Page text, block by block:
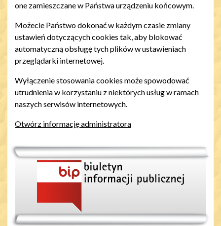
one zamieszczane w Państwa urządzeniu końcowym.
Możecie Państwo dokonać w każdym czasie zmiany
ustawień dotyczących cookies tak, aby blokować
automatyczną obsługę tych plików w ustawieniach
przeglądarki internetowej.
Wyłączenie stosowania cookies może spowodować
utrudnienia w korzystaniu z niektórych usług w ramach
naszych serwisów internetowych.
Otwórz informację administratora